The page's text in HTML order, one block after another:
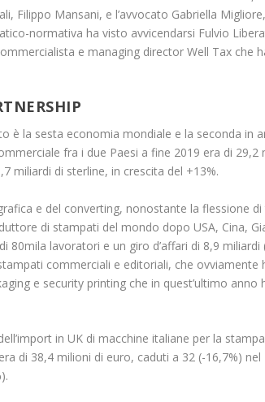
Filippo Mansani, e l’avvocato Gabriella
normativa ha visto avvicendarsi Fulvio
e managing director Well Tax che
è la sesta economia mondiale e la seconda in
fra i due Paesi a fine 2019 era di 29,2
miliardi di sterline, in crescita del +13%.
e del converting, nonostante la flessione
di stampati del mondo dopo USA, Cina,
80mila lavoratori e un giro d’affari di 8,9 miliardi
commerciali e editoriali, che ovviamente
e security printing che in quest’ultimo anno
in UK di macchine italiane per la
di 38,4 milioni di euro, caduti a 32 (-16,7%)